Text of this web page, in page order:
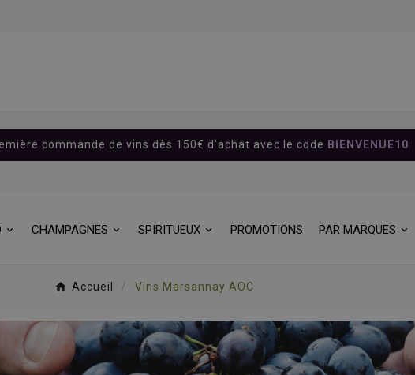
commande de vins dès 150€ d'achat avec le code BIENVENUE10
CHAMPAGNES SPIRITUEUX PROMOTIONS PAR MARQUES
Accueil Vins Marsannay AOC